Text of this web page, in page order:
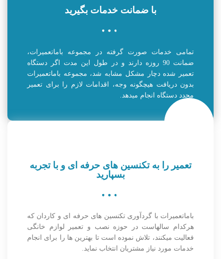
با ضمانت خدمات بگیرید
تمامی خدمات صورت گرفته در مجموعه باماتعمیرات،
ضمانت 90 روزه دارند و در طول این مدت اگر دستگاه
تعمیر شده دچار مشکل مشابه شد، مجموعه باماتعمیرات
بدون دریافت هیچگونه وجه، اقدامات لازم را برای تعمیر
مجدد دستگاه انجام میدهد.
تعمیر را به تکنسین های حرفه ای و با تجربه
بسپارید
باماتعمیرات با گردآوری تکنسین های حرفه ای و کاردان که
هرکدام سالهاست در حوزه نصب و تعمیر لوازم خانگی
فعالیت میکنند، تلاش نموده است تا بهترین ها را برای انجام
خدمات مورد نیاز مشتریان انتخاب نماید.